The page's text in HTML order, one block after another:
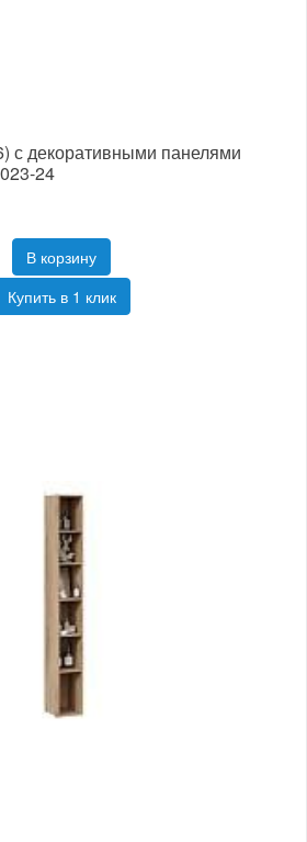
с декоративными панелями
24
В корзину
Купить в 1 клик